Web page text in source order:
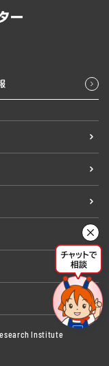
Institute